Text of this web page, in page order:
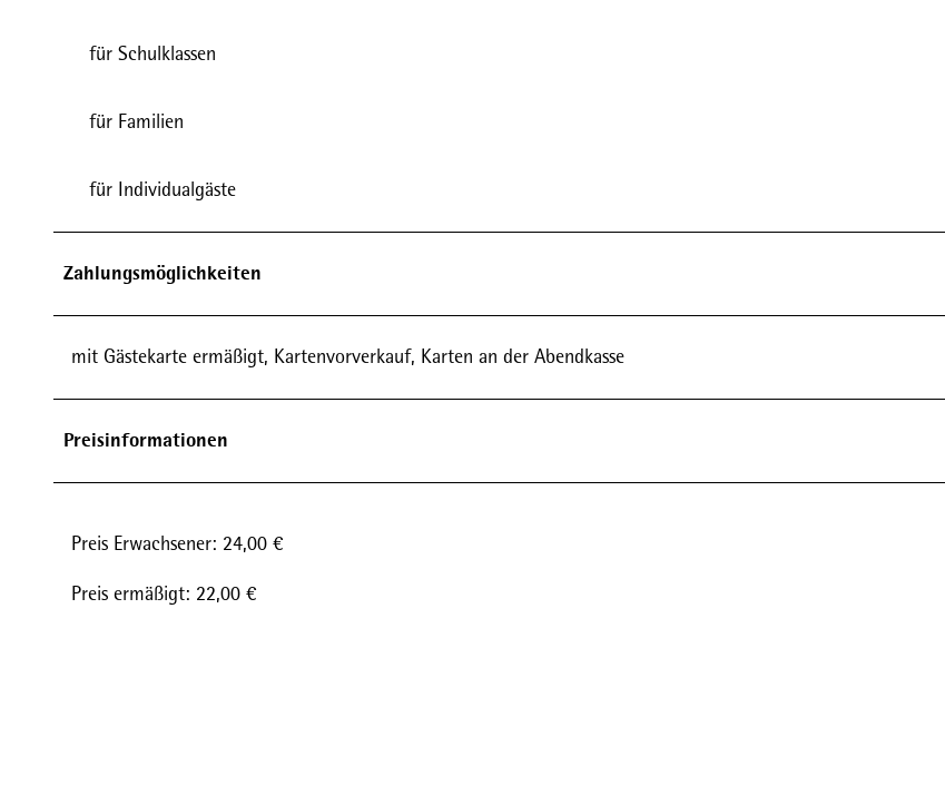
für Schulklassen
für Familien
für Individualgäste
Zahlungsmöglichkeiten
mit Gästekarte ermäßigt, Kartenvorverkauf, Karten an der Abendkasse
Preisinformationen
Preis Erwachsener: 24,00 €
Preis ermäßigt: 22,00 €